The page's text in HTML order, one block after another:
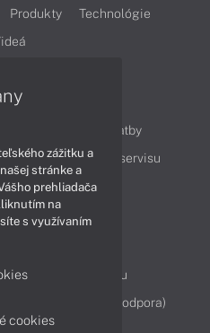
Produkty
Technológie
doručenia a platby
služby Cenník servisu
Reklamácia tovaru
(vzdialená podpora)
zážitku a
stránke a
prehliadača
na
s využívaním
cookies